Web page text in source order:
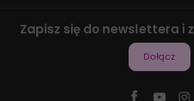
Zapisz się do newslettera i
Dołącz